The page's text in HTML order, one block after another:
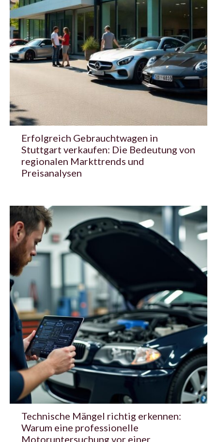
Erfolgreich Gebrauchtwagen in
Stuttgart verkaufen: Die Bedeutung von
regionalen Markttrends und
Preisanalysen
Technische Mängel richtig erkennen:
Warum eine professionelle
Motoruntersuchung vor einer